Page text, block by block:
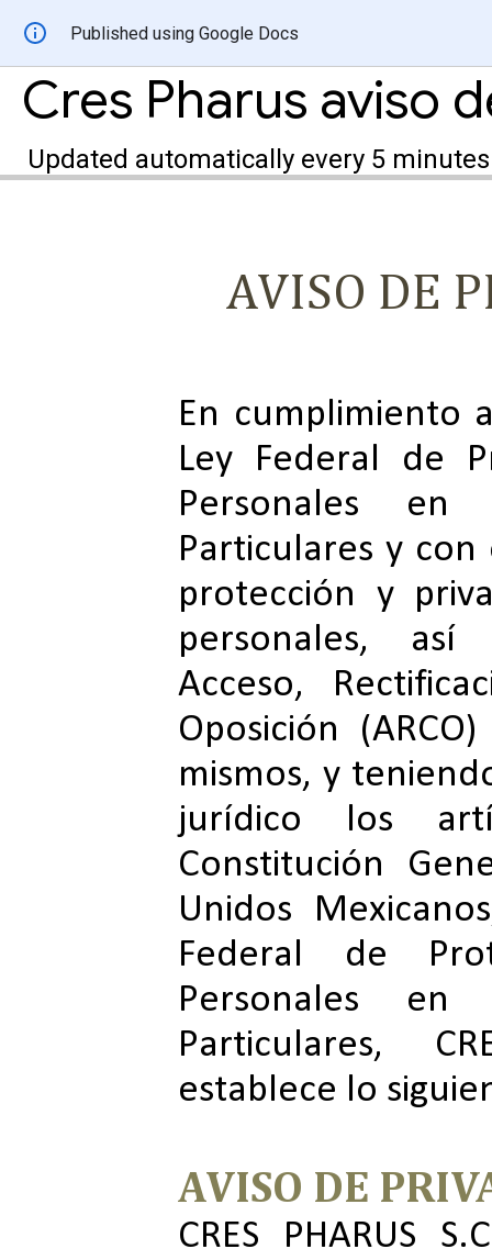
Published using Google Docs
Cres Pharus aviso
Updated automatically every 5 minutes
AVISO DE
En cumplimiento
Ley Federal de
Personales
Particulares y
protección y
personales,
Acceso,
Oposición
mismos, y
jurídico los
Constitución
Unidos
Federal de
Personales
Particulares,
establece lo
AVISO DE
CRES PHARUS